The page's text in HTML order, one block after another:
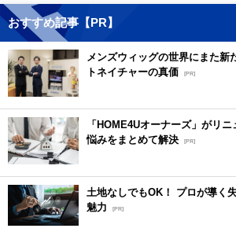
おすすめ記事【PR】
メンズウィッグの世界にまた新
トネイチャーの真価 [PR]
「HOME4Uオーナーズ」がリ
悩みをまとめて解決 [PR]
土地なしでもOK！ プロが導く
魅力
[PR]